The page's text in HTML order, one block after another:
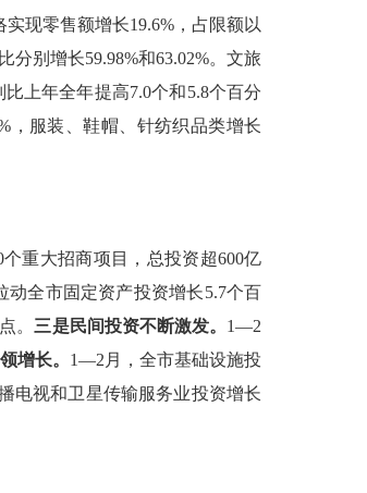
实现零售额增长19.6% ，占限额以
分别 增长59.98%和63.02%。文旅
比上年全年提高7.0个和5.8个百分
，服装、鞋帽、针纺织品类增长
个重大招商项目 ， 总投资超600亿
动全市固定资产投资增长5.7个百
。 三是民间投资不断激发。 1—2
增长。 1—2 月，全市基础设施投
电视和卫星传输服务业投资增长